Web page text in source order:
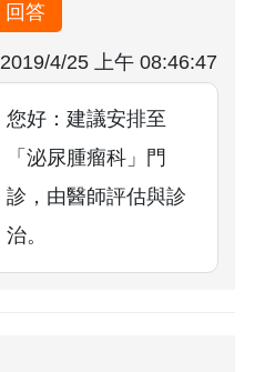
回答
2019/4/25 上午 08:46:47
您好：建議安排至
「泌尿腫瘤科」門
診，由醫師評估與診
治。